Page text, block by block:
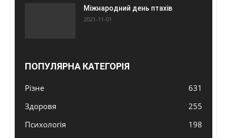
Міжнародний день птахів
2021-11-01
ПОПУЛЯРНА КАТЕГОРІЯ
Різне
631
Здоровя
255
Психологія
198